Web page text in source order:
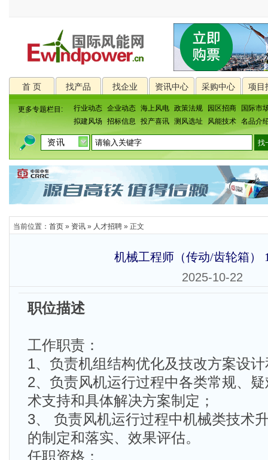
首 页 找产品 找企业 资讯中心 采购中心 项目
更多专题栏目: 行业动态 企业动态 海上风电 政策法规 园区招商
国际市
拟建风场
招标信息 投产喜讯 测风选址 风能技术 名品介
当前位置： 首页 » 资讯 » 人才招聘 » 正文
机械工程师（传动/齿轮箱）
2025-10-22
职位描述
工作职责：
1、负责机组结构优化及技改方案设
2、负责风机运行过程中各类常规、
术支持和具体解决方案制定；
3、 负责风机运行过程中机械类技术
的制定和落实、效果评估。
任职资格：